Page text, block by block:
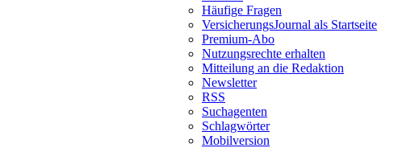
Häufige Fragen
VersicherungsJournal als Startseite
Premium-Abo
Nutzungsrechte erhalten
Mitteilung an die Redaktion
Newsletter
RSS
Suchagenten
Schlagwörter
Mobilversion